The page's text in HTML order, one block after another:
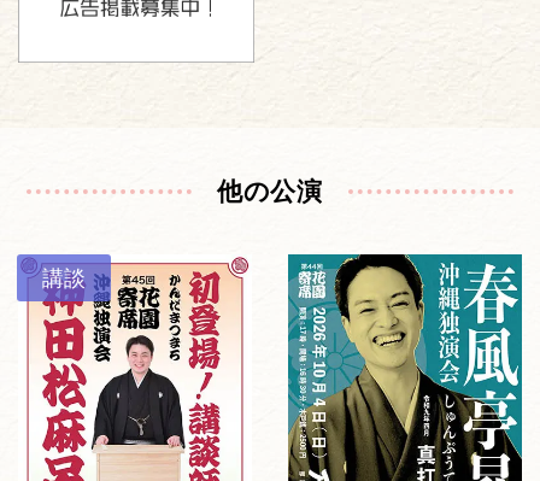
他の公演
講談